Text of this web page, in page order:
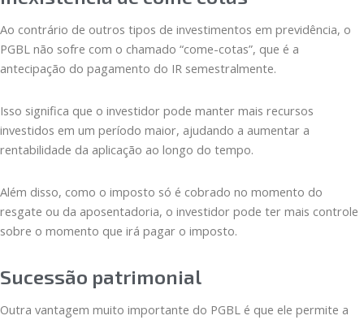
Ao contrário de outros tipos de investimentos em previdência, o
PGBL não sofre com o chamado “come-cotas”, que é a
antecipação do pagamento do IR semestralmente.
Isso significa que o investidor pode manter mais recursos
investidos em um período maior, ajudando a aumentar a
rentabilidade da aplicação ao longo do tempo.
Além disso, como o imposto só é cobrado no momento do
resgate ou da aposentadoria, o investidor pode ter mais controle
sobre o momento que irá pagar o imposto.
Sucessão patrimonial
Outra vantagem muito importante do PGBL é que ele permite a